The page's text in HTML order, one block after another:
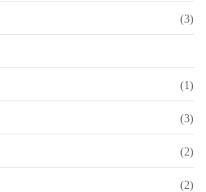
(3)
(1)
(3)
(2)
(2)